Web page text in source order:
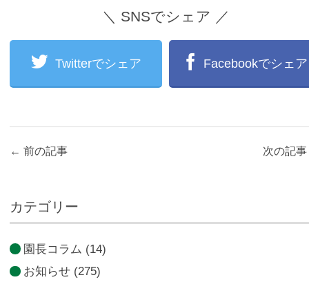
＼ SNSでシェア ／
Twitterでシェア Facebookでシェア
← 前の記事 次の記事
カテゴリー
園長コラム (14)
お知らせ (275)